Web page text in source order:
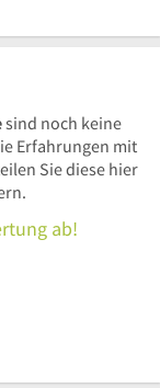
sind noch keine
Erfahrungen mit
Sie diese hier
ab!